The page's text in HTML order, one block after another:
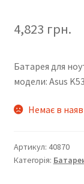
4,823 грн.
Батарея для
модели: Asus K53
Немає в
Артикул: 40870
Категорія: